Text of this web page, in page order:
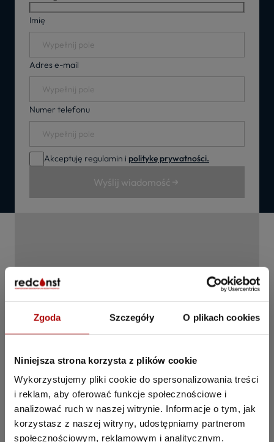
Zgoda Szczegóły O plikach cookies
Niniejsza strona korzysta z plików cookie
Wykorzystujemy pliki cookie do spersonalizowania treści
i reklam, aby oferować funkcje społecznościowe i
analizować ruch w naszej witrynie. Informacje o tym, jak
korzystasz z naszej witryny, udostępniamy partnerom
społecznościowym, reklamowym i analitycznym.
Imię
Adres e-mail
Numer telefonu
Akceptuję regulamin i politykę prywatności.
Wyślij wiadomość
Co znajdziesz w